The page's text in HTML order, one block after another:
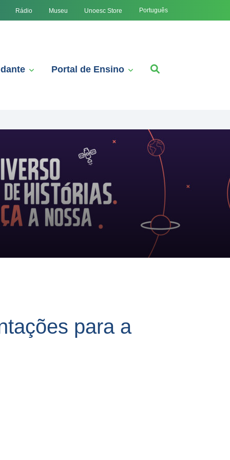
Rádio Museu Unoesc Store Português
Portal de Ensino
para a